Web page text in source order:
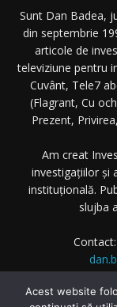
Sunt Dan Badea,
din septembrie
articole de
televiziune pentru
Cuvânt, Tele7
(Flagrant, Cu
Prezent,
Am creat
investigațiilor și
instituțională.
slujba
Contact:
© 2025
Acest website